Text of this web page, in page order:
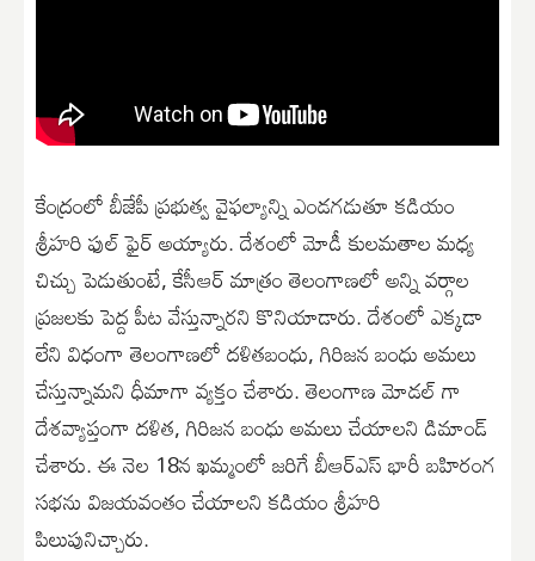
కేంద్రంలో బీజేపీ ప్రభుత్వ వైఫల్యాన్ని ఎండగడుతూ కడియం
శ్రీహరి ఫుల్ ఫైర్ అయ్యారు. దేశంలో మోడీ కులమతాల మధ్య
చిచ్చు పెడుతుంటే, కేసీఆర్ మాత్రం తెలంగాణలో అన్ని వర్గాల
ప్రజలకు పెద్ద పీట వేస్తున్నారని కొనియాడారు. దేశంలో ఎక్కడా
లేని విధంగా తెలంగాణలో దళితబంధు, గిరిజన బంధు అమలు
చేస్తున్నామని ధీమాగా వ్యక్తం చేశారు. తెలంగాణ మోడల్ గా
దేశవ్యాప్తంగా దళిత, గిరిజన బంధు అమలు చేయాలని డిమాండ్
చేశారు. ఈ నెల 18న ఖమ్మంలో జరిగే బీఆర్ఎస్ భారీ బహిరంగ
సభను విజయవంతం చేయాలని కడియం శ్రీహరి
పిలుపునిచ్చారు.